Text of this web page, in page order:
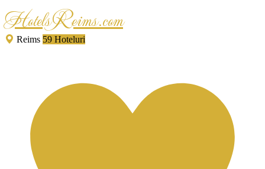
HotelsReims.com
Reims 59 Hoteluri